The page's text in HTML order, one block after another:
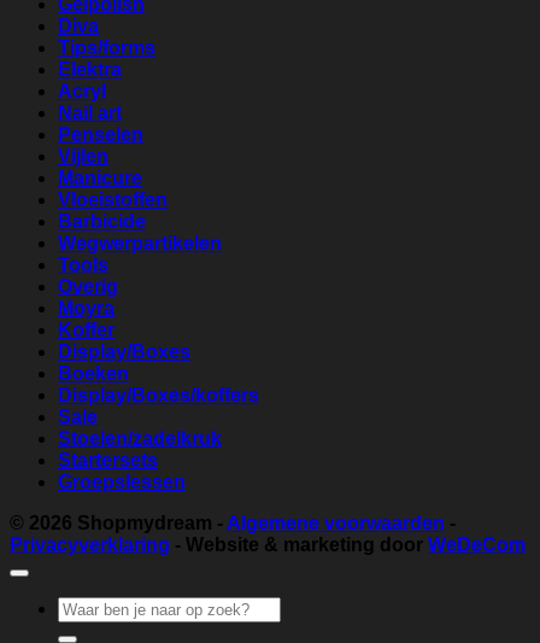
Gelpolish
Diva
Tips/forms
Elektra
Acryl
Nail art
Penselen
Vijlen
Manicure
Vloeistoffen
Barbicide
Wegwerpartikelen
Tools
Overig
Moyra
Koffer
Display/Boxes
Boeken
Display/Boxes/koffers
Sale
Stoelen/zadelkruk
Startersets
Groepslessen
© 2026 Shopmydream - Algemene voorwaarden -
Privacyverklaring - Website & marketing door WeDeCom
Zoeken
naar: